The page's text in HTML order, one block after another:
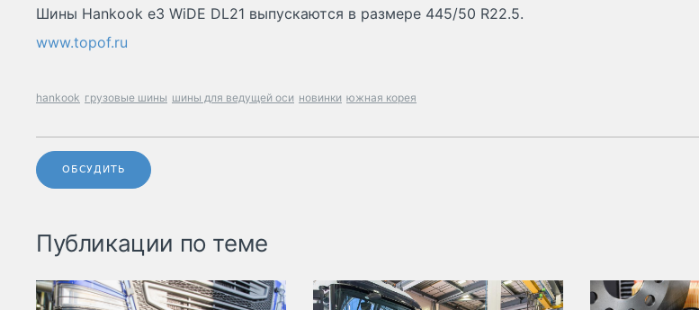
Шины Hankook e3 WiDE DL21 выпускаются в размере 445/50 R22.5.
www.topof.ru
hankook грузовые шины шины для ведущей оси новинки южная корея
ОБСУДИТЬ
Публикации по теме